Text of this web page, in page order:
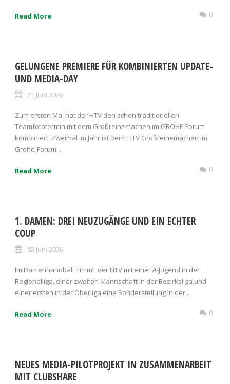
Read More 0
GELUNGENE PREMIERE FÜR KOMBINIERTEN UPDATE-
UND MEDIA-DAY
21 Juni 2026
Zum ersten Mal hat der HTV den schon traditionellen
Teamfototermin mit dem Großreinemachen im GROHE-Forum
kombiniert. Zweimal im Jahr ist beim HTV Großreinemachen im
Grohe-Forum...
Read More 0
1. DAMEN: DREI NEUZUGÄNGE UND EIN ECHTER
COUP
02 Juni 2026
Im Damenhandball nimmt der HTV mit einer A-Jugend in der
Regionalliga, einer zweiten Mannschaft in der Bezirksliga und
einer ersten in der Oberliga eine Sonderstellung in der...
Read More 0
NEUES MEDIA-PILOTPROJEKT IN ZUSAMMENARBEIT
MIT CLUBSHARE